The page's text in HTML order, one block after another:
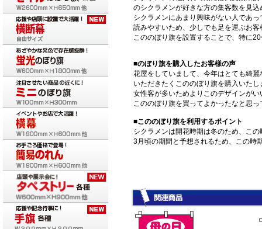
のシクラメンが好きな方の集客数を見込
シクラメンにあまり興味がない人であ
読みやすいため、少しでも足を運ぶお
こののぼり旗を設置することで、特に
■のぼり旗を購入したお客様の声
花屋をしていまして、今年はとても綺
いただきたくこののぼり旗を購入いた
女性客が多いためよりこのデザインが
こののぼり旗を買ってよかったなと思
■こののぼり旗を利用するポイント
シクラメンは開花時期は冬のため、こ
3月頃の期間と予想されるため、この時